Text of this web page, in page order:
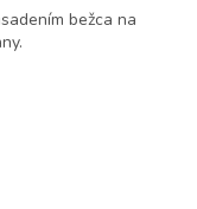
bežca na